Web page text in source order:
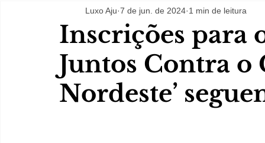
Inscrições para
Juntos Contra o
Nordeste’
Luxo Aju 7 de jun. de 2024 1 min de leitura